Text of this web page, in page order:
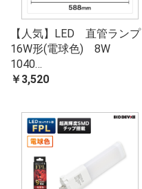
【人気】LED 直管ランプ
16W形(電球色) 8W
1040…
￥3,520